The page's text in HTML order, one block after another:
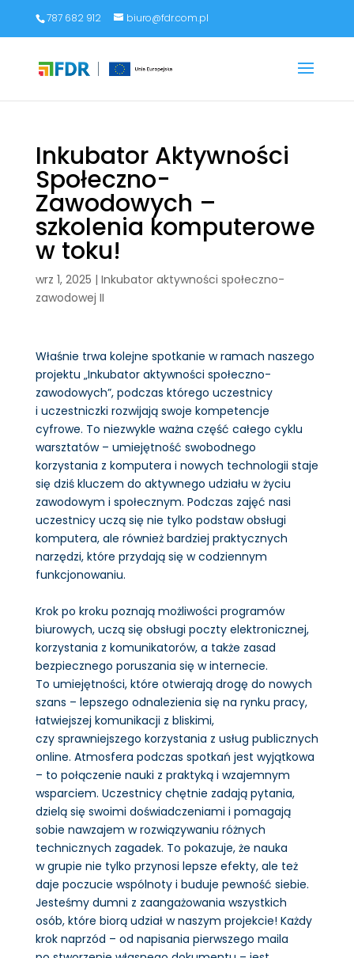
787 682 912 biuro@fdr.com.pl
Inkubator Aktywności
Społeczno-
Zawodowych –
szkolenia komputerowe
w toku!
wrz 1, 2025 | Inkubator aktywności społeczno-
zawodowej II
Właśnie trwa kolejne spotkanie w ramach naszego
projektu „Inkubator aktywności społeczno-
zawodowych”, podczas którego uczestnicy
i uczestniczki rozwijają swoje kompetencje
cyfrowe. To niezwykle ważna część całego cyklu
warsztatów – umiejętność swobodnego
korzystania z komputera i nowych technologii staje
się dziś kluczem do aktywnego udziału w życiu
zawodowym i społecznym. Podczas zajęć nasi
uczestnicy uczą się nie tylko podstaw obsługi
komputera, ale również bardziej praktycznych
narzędzi, które przydają się w codziennym
funkcjonowaniu.
Krok po kroku poznają możliwości programów
biurowych, uczą się obsługi poczty elektronicznej,
korzystania z komunikatorów, a także zasad
bezpiecznego poruszania się w internecie.
To umiejętności, które otwierają drogę do nowych
szans – lepszego odnalezienia się na rynku pracy,
łatwiejszej komunikacji z bliskimi,
czy sprawniejszego korzystania z usług publicznych
online. Atmosfera podczas spotkań jest wyjątkowa
– to połączenie nauki z praktyką i wzajemnym
wsparciem. Uczestnicy chętnie zadają pytania,
dzielą się swoimi doświadczeniami i pomagają
sobie nawzajem w rozwiązywaniu różnych
technicznych zagadek. To pokazuje, że nauka
w grupie nie tylko przynosi lepsze efekty, ale też
daje poczucie wspólnoty i buduje pewność siebie.
Jesteśmy dumni z zaangażowania wszystkich
osób, które biorą udział w naszym projekcie! Każdy
krok naprzód – od napisania pierwszego maila